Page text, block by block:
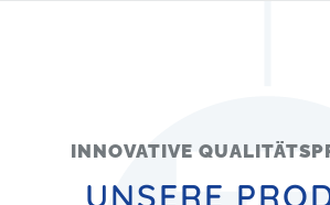
INNOVATIVE
UNSERE